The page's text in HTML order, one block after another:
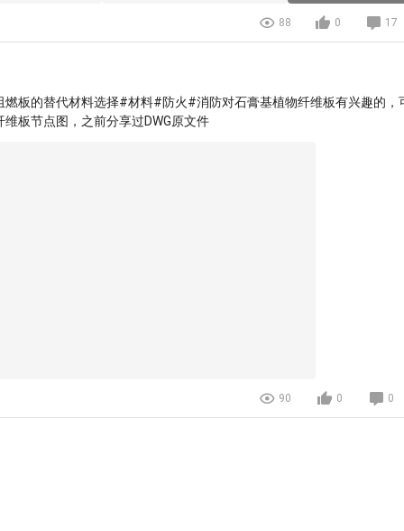
88 0 17
燃板的替代材料选择#材料#防火#消防对石膏基植物纤维板有兴趣的，
维板节点图，之前分享过DWG原文件
90 0 0